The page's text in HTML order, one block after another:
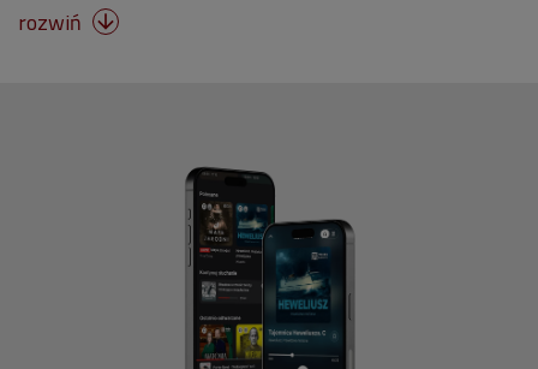
rozwiń 